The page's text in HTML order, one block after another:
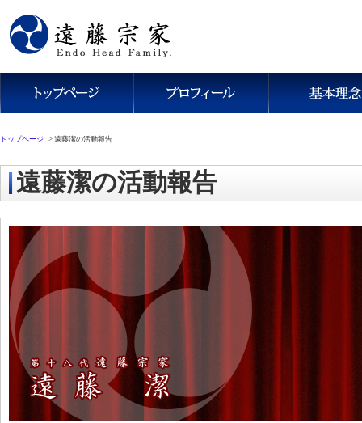
トップページ > 遠藤潔の活動報告
遠藤潔の活動報告